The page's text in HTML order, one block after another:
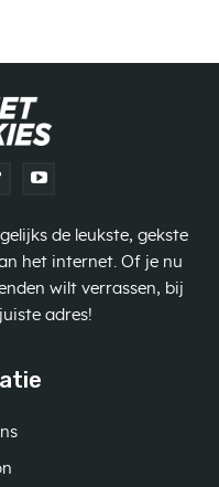
de leukste, gekste
het internet. Of je nu
wilt verrassen, bij
adres!